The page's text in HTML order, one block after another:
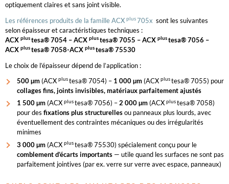
optiquement claires et sans joint visible.
Les références produits de la famille ACX plus705x sont les suivantes
selon épaisseur et caractéristiques techniques :
ACX plustesa® 7054 – ACX plustesa® 7055 – ACX plustesa® 7056 –
ACX plustesa® 7058-ACX plustesa® 75530
Le choix de l’épaisseur dépend de l’application :
500 µm(ACX plustesa® 7054) – 1 000 µm(ACX plustesa® 7055) pour
collages fins, joints invisibles, matériaux parfaitement ajustés
1 500 µm(ACX plustesa® 7056) –2 000 µm(ACX plustesa® 7058)
pour des fixations plus structurellesou panneaux plus lourds, avec
éventuellement des contraintes mécaniques ou des irrégularités
minimes
3 000 µm(ACX plustesa® 75530) spécialement conçu pour le
comblement d’écarts importants — utile quand les surfaces ne sont pas
parfaitement jointives (par ex. verre sur verre avec espace, panneaux)